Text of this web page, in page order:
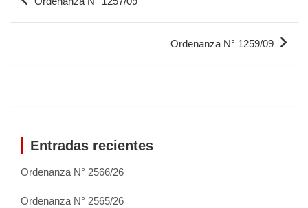
Ordenanza N° 1259/09
Entradas recientes
Ordenanza N° 2566/26
Ordenanza N° 2565/26